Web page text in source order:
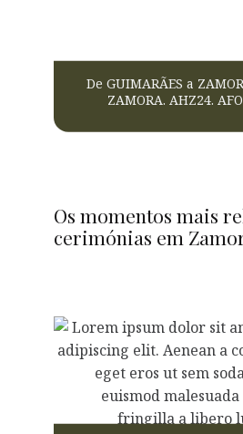
De GUIMARÃES a
ZAMORA. AHZ24.
Os momentos mais
cerimónias em